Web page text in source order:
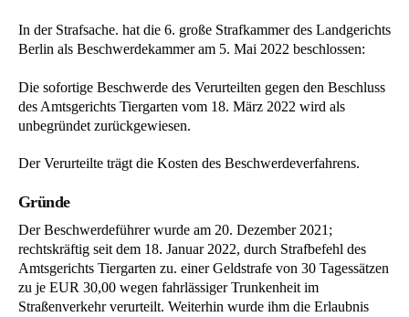
In der Strafsache. hat die 6. große Strafkammer des Landgerichts
Berlin als Beschwerdekammer am 5. Mai 2022 beschlossen:
Die sofortige Beschwerde des Verurteilten gegen den Beschluss
des Amtsgerichts Tiergarten vom 18. März 2022 wird als
unbegründet zurückgewiesen.
Der Verurteilte trägt die Kosten des Beschwerdeverfahrens.
Gründe
Der Beschwerdeführer wurde am 20. Dezember 2021;
rechtskräftig seit dem 18. Januar 2022, durch Strafbefehl des
Amtsgerichts Tiergarten zu. einer Geldstrafe von 30 Tagessätzen
zu je EUR 30,00 wegen fahrlässiger Trunkenheit im
Straßenverkehr verurteilt. Weiterhin wurde ihm die Erlaubnis